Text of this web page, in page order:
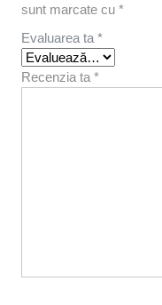
sunt marcate cu *
Evaluarea ta *
Recenzia ta *